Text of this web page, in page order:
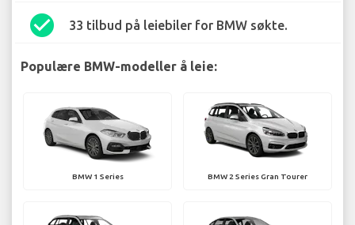
check_circle 33 tilbud på leiebiler for BMW søkte.
Populære BMW-modeller å leie:
BMW 1 Series BMW 2 Series Gran Tourer